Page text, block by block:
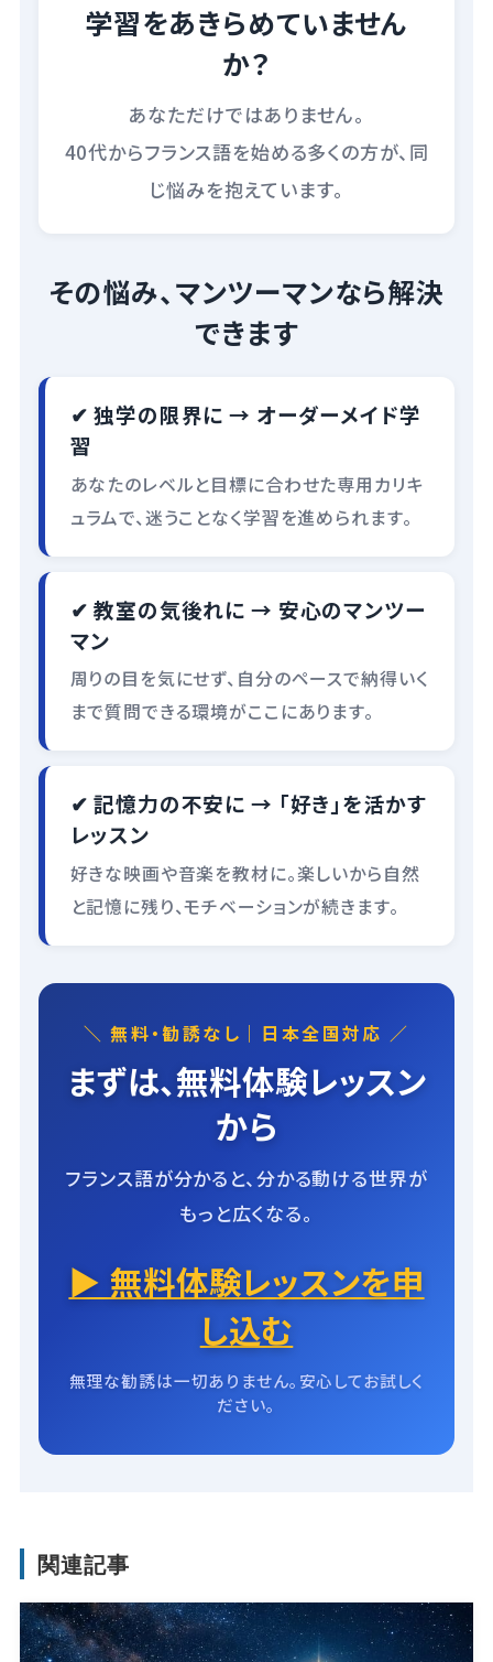
学習をあきらめていません
か？
あなただけではありません。
40代からフランス語を始める多くの方が、同
じ悩みを抱えています。
その悩み、マンツーマンなら解決
できます
✔ 独学の限界に → オーダーメイド学
習
あなたのレベルと目標に合わせた専用カリキ
ュラムで、迷うことなく学習を進められます。
✔ 教室の気後れに → 安心のマンツー
マン
周りの目を気にせず、自分のペースで納得いく
まで質問できる環境がここにあります。
✔ 記憶力の不安に → 「好き」を活かす
レッスン
好きな映画や音楽を教材に。楽しいから自然
と記憶に残り、モチベーションが続きます。
＼ 無料・勧誘なし｜日本全国対応 ／
まずは、無料体験レッスン
から
フランス語が分かると、分かる動ける世界が
もっと広くなる。
▶ 無料体験レッスンを申
し込む
無理な勧誘は一切ありません。安心してお試しく
ださい。
関連記事